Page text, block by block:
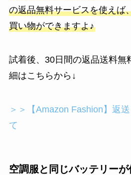
の返品無料サービスを使えば
買い物ができますよ♪
試着後、30日間の返品送料無
細はこちらから↓
＞＞【Amazon Fashion】返
て
空調服と同じバッテリー